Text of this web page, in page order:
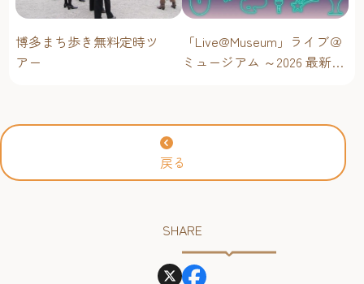
博多まち歩き無料定時ツ
アー
「Live@Museum」ライブ＠
ミュージアム ～2026 最新イ
戻る
SHARE